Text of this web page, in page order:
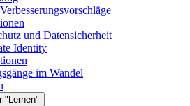
und Datensicherheit
Identity
im Wandel
"Lernen"